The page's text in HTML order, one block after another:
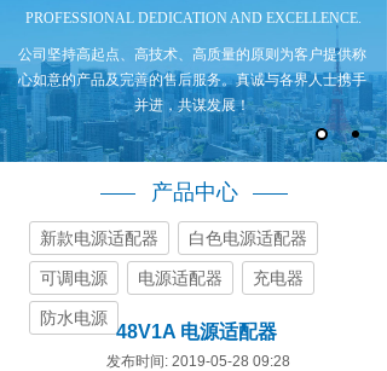
PROFESSIONAL DEDICATION AND EXCELLENCE.
公司坚持高起点、高技术、高质量的原则为客户提供称
心如意的产品及完善的售后服务。真诚与各界人士携手
并进，共谋发展！
产品中心
新款电源适配器 白色电源适配器
可调电源 电源适配器 充电器
防水电源
48V1A 电源适配器
发布时间: 2019-05-28 09:28